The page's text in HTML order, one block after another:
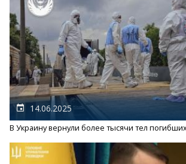
14.06.2025
В Украину вернули более тысячи тел